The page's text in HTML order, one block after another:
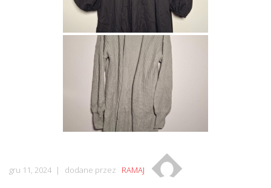
gru 11, 2024 dodane przez RAMAJ